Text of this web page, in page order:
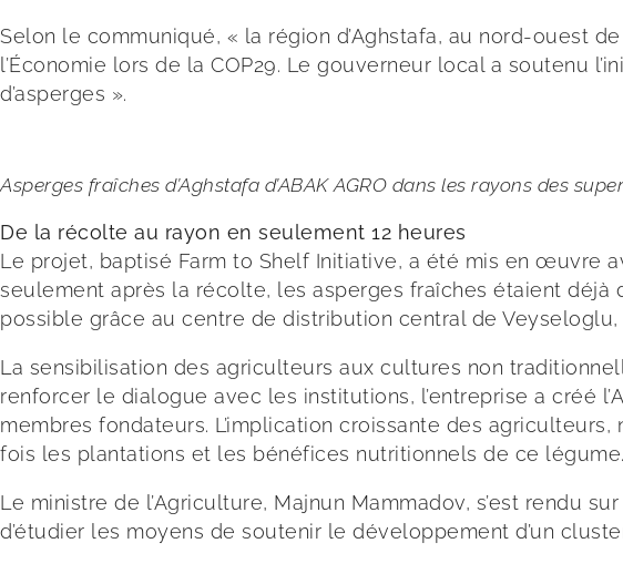
Selon le communiqué, « la région d’Aghstafa, au nord-ouest
l’Économie lors de la COP29. Le gouverneur local a soutenu
d’asperges ».
Asperges fraîches d’Aghstafa d’ABAK AGRO dans les rayons des
De la récolte au rayon en seulement 12 heures
Le projet, baptisé Farm to Shelf Initiative, a été mis en œuvre
seulement après la récolte, les asperges fraîches étaient déjà
possible grâce au centre de distribution central de
La sensibilisation des agriculteurs aux cultures non
renforcer le dialogue avec les institutions, l’entreprise a créé
membres fondateurs. L’implication croissante des
fois les plantations et les bénéfices nutritionnels de ce légume.
Le ministre de l’Agriculture, Majnun Mammadov, s’est rendu
d’étudier les moyens de soutenir le développement d’un